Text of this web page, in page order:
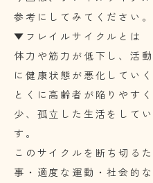
参考にしてみてください。
▼フレイルサイクルとは
体力や筋力が低下し、活
に健康状態が悪化してい
とくに高齢者が陥りやす
少、孤立した生活をして
す。
このサイクルを断ち切る
事・適度な運動・社会的